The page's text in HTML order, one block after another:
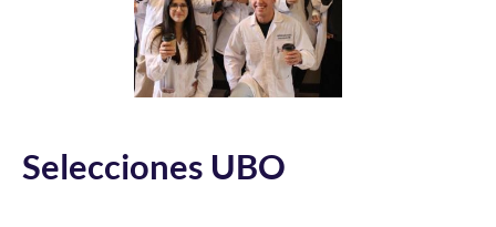
Selecciones UBO